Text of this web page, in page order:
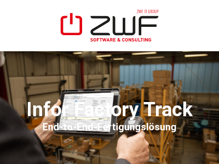
Infor Factory Track
End-to-End-Fertigungslösung